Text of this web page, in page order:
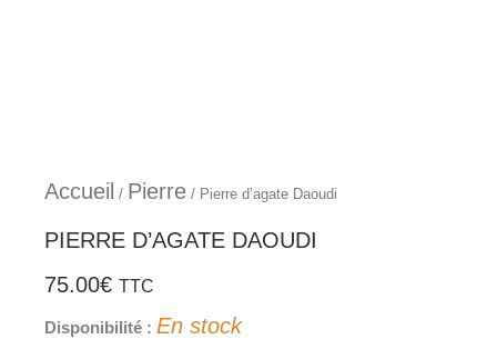
Accueil / Pierre / Pierre d’agate Daoudi
PIERRE D’AGATE DAOUDI
75.00€ TTC
Disponibilité : En stock